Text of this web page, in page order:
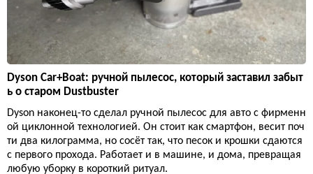
Dyson Car+Boat: ручной пылесос, который заставил забыт
ь о старом Dustbuster
Dyson наконец-то сделал ручной пылесос для авто с фирменн
ой циклонной технологией. Он стоит как смартфон, весит поч
ти два килограмма, но сосёт так, что песок и крошки сдаются
с первого прохода. Работает и в машине, и дома, превращая
любую уборку в короткий ритуал.